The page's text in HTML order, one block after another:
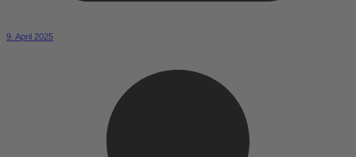
9. April 2025